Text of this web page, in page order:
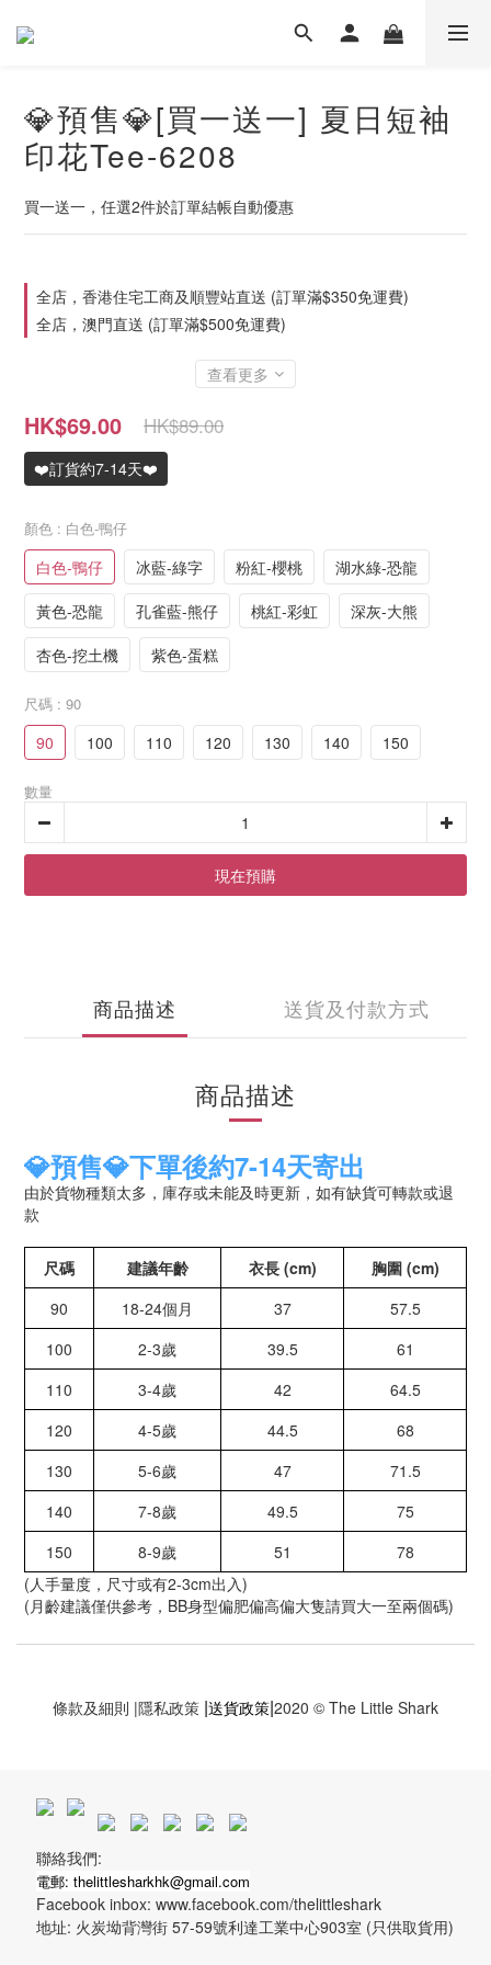
💎預售💎[買一送一] 夏日短袖
印花Tee-6208
買一送一，任選2件於訂單結帳自動優惠
全店，香港住宅工商及順豐站直送 (訂單滿$350免運費)
全店，澳門直送 (訂單滿$500免運費)
查看更多
HK$69.00 HK$89.00
❤️訂貨約7-14天❤️
顏色 : 白色-鴨仔
白色-鴨仔 冰藍-綠字 粉紅-櫻桃
湖水綠-恐龍
黃色-恐龍
孔雀藍-熊仔 桃紅-彩虹
深灰-大熊
杏色-挖土機
紫色-蛋糕
尺碼 : 90
90 100 110 120 130 140 150
數量
現在預購
商品描述 送貨及付款方式
商品描述
💎預售💎下單後約7-14天寄出
由於貨物種類太多，庫存或未能及時更新，如有缺貨可轉款或退
款
尺碼 建議年齡 衣長 (cm)
胸圍 (cm)
90
18-24個月 37
57.5
100
2-3歲 39.5
61
110
3-4歲 42
64.5
120
4-5歲 44.5
68
130
5-6歲 47
71.5
140
7-8歲 49.5
75
150
8-9歲 51
78
(人手量度，尺寸或有2-3cm出入)
(月齡建議僅供參考，BB身型偏肥偏高偏大隻請買大一至兩個碼)
條款及細則 |隱私政策 |送貨政策|2020 © The Little Shark
聯絡我們:
電郵: thelittlesharkhk@gmail.com
Facebook inbox: www.facebook.com/thelittleshark
地址: 火炭坳背灣街 57-59號利達工業中心903室 (只供取貨用)